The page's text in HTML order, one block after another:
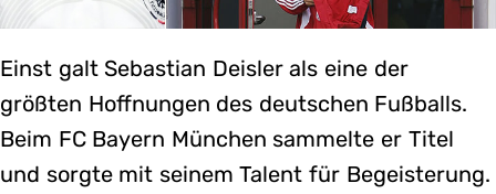
Einst galt Sebastian Deisler als eine der
größten Hoffnungen des deutschen Fußballs.
Beim FC Bayern München sammelte er Titel
und sorgte mit seinem Talent für Begeisterung.